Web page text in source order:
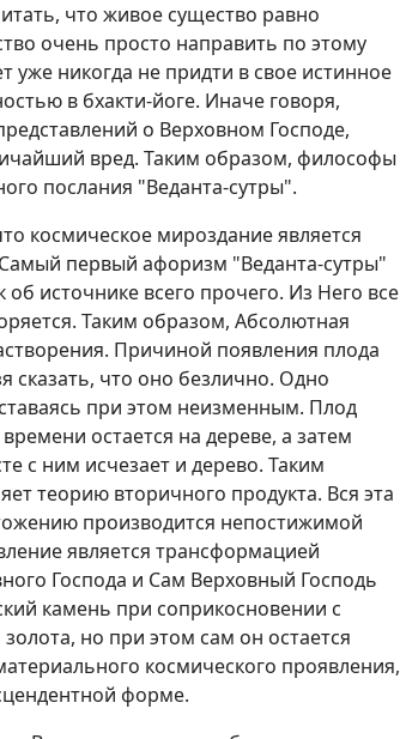
что живое существо равно
очень просто направить по этому
никогда не придти в свое истинное
в бхакти-йоге. Иначе говоря,
о Верховном Господе,
вред. Таким образом, философы
послания "Веданта-сутры".
космическое мироздание является
первый афоризм "Веданта-сутры"
источнике всего прочего. Из Него все
Таким образом, Абсолютная
Причиной появления плода
сказать, что оно безлично. Одно
при этом неизменным. Плод
остается на дереве, а затем
с ним исчезает и дерево. Таким
теорию вторичного продукта. Вся эта
производится непостижимой
является трансформацией
Господа и Сам Верховный Господь
камень при соприкосновении с
но при этом сам он остается
космического проявления,
форме.